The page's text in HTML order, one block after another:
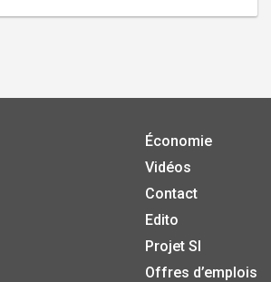
Économie
Vidéos
Contact
Edito
Projet SI
Offres d’emplois